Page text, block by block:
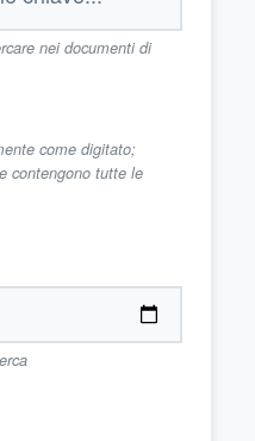
nei documenti di
come digitato;
contengono tutte le